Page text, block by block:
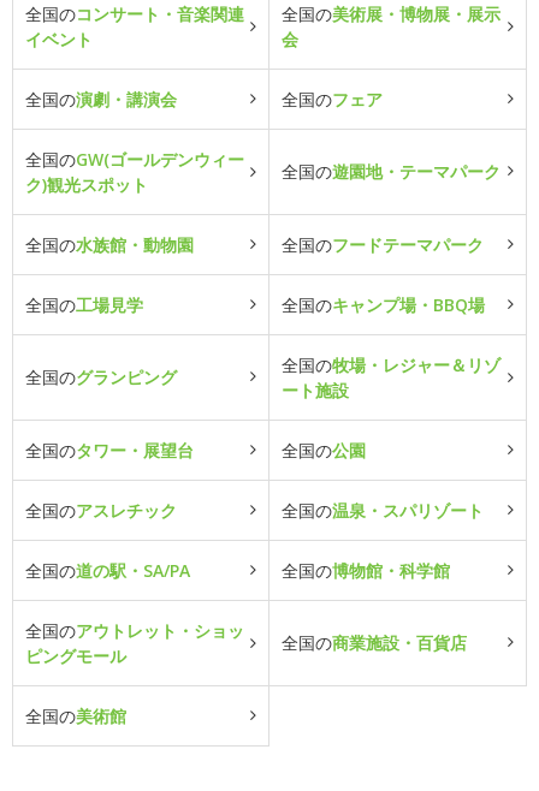
全国のコンサート・音楽関連
イベント
全国の美術展・博物展・展示
会
全国の演劇・講演会 全国のフェア
全国のGW(ゴールデンウィー
ク)観光スポット
全国の遊園地・テーマパーク
全国の水族館・動物園 全国のフードテーマパーク
全国の工場見学 全国のキャンプ場・BBQ場
全国のグランピング
全国の牧場・レジャー＆リゾ
ート施設
全国のタワー・展望台 全国の公園
全国のアスレチック 全国の温泉・スパリゾート
全国の道の駅・SA/PA 全国の博物館・科学館
全国のアウトレット・ショッ
ピングモール
全国の商業施設・百貨店
全国の美術館